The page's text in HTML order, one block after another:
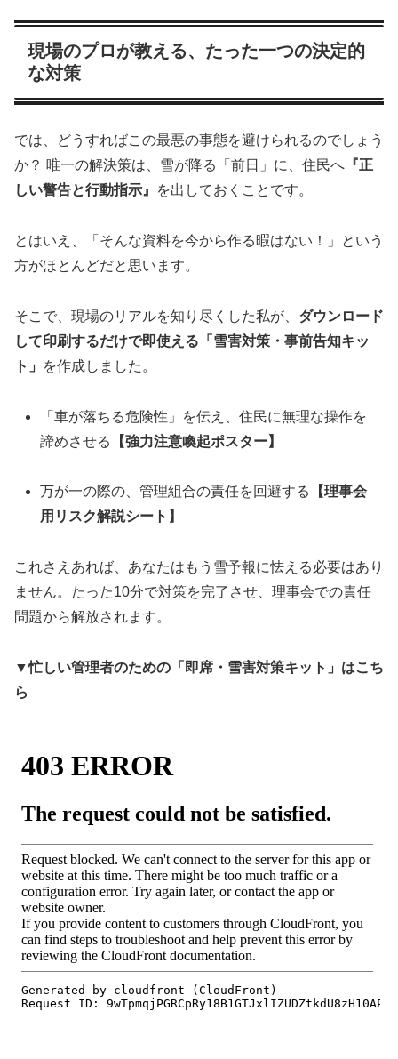
現場のプロが教える、たった一つの決定的
な対策
では、どうすればこの最悪の事態を避けられるのでしょう
か？ 唯一の解決策は、雪が降る「前日」に、住民へ 『正
しい警告と行動指示』
を出しておくことです。
とはいえ、「そんな資料を今から作る暇はない！」という
方がほとんどだと思います。
そこで、現場のリアルを知り尽くした私が、 ダウンロード
して印刷するだけで即使える「雪害対策・事前告知キッ
ト」
を作成しました。
「車が落ちる危険性」を伝え、住民に無理な操作を
諦めさせる
【強力注意喚起ポスター】
万が一の際の、管理組合の責任を回避する
【理事会
用リスク解説シート】
これさえあれば、あなたはもう雪予報に怯える必要はあり
ません。たった10分で対策を完了させ、理事会での責任
問題から解放されます。
▼忙しい管理者のための「即席・雪害対策キット」はこち
ら